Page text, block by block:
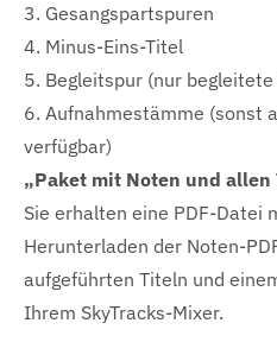
3. Gesangspartspuren
4. Minus-Eins-Titel
5. Begleitspur (nur
6. Aufnahmestämme (sonst
verfügbar)
„Paket mit Noten und allen
Sie erhalten eine PDF-Datei
Herunterladen der Noten-
aufgeführten Titeln und
Ihrem SkyTracks-Mixer.